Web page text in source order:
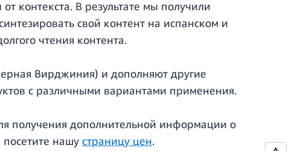
контекста. В результате мы получили
свой контент на испанском и
чтения контента.
Вирджиния) и дополняют другие
с различными вариантами применения.
получения дополнительной информации о
посетите нашу страницу цен.